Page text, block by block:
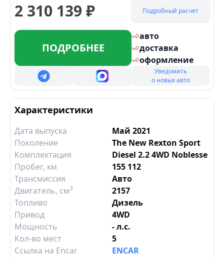
2 310 139 ₽ Подробный расчет
ПОДРОБНЕЕ
авто
доставка
оформление
Уведомить
о новых авто
Характеристики
Дата выпуска
Май 2021
Поколение
The New Rexton Sport
Комплектация
Diesel 2.2 4WD Noblesse
Пробег, км
155 112
Трансмиссия
Авто
Двигатель, см3
2157
Топливо
Дизель
Привод
4WD
Мощность
- л.с.
Кол-во мест
5
Ссылка на Encar
ENCAR